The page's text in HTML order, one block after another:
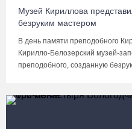
Музей Кириллова
безруким мастером
В день памяти преподобного
Кирилло-Белозерский музей-
преподобного, созданную